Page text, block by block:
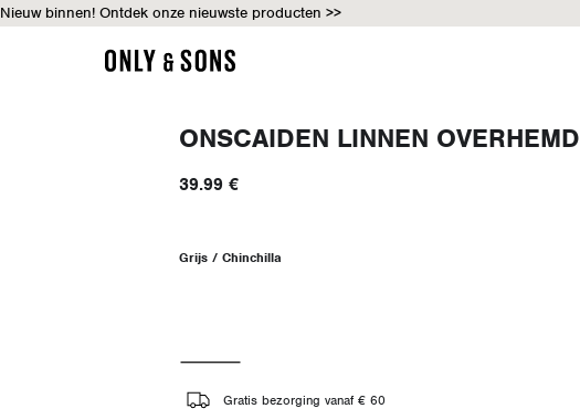
Nieuw binnen! Ontdek onze nieuwste producten >>
ONSCAIDEN LINNEN OVERHEMD
39.99 €
Grijs / Chinchilla
Gratis bezorging vanaf € 60